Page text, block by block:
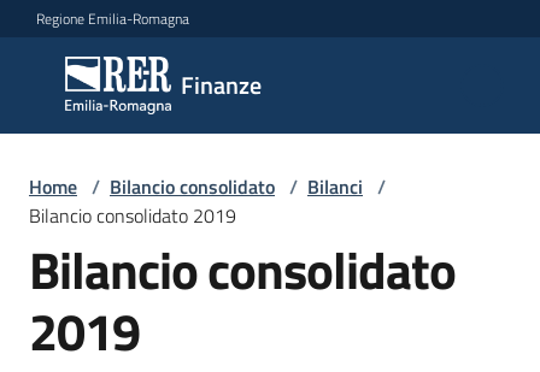
Vai al contenuto
Vai alla navigazione
Vai al footer
Regione Emilia-Romagna
Finanze
Finanze
Argomenti
Novità
Home / Bilancio consolidato / Bilanci /
Bilancio consolidato 2019
Bilancio consolidato
2019